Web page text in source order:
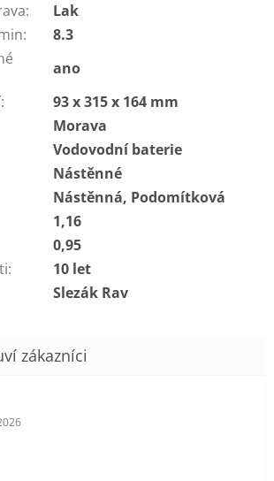
:
Lak
:
8.3
ano
:
93 x 315 x 164 mm
Morava
Vodovodní baterie
Nástěnné
Nástěnná, Podomítková
1,16
0,95
:
10 let
Slezák Rav
obchodu je 5 z 5 hvězdiček.